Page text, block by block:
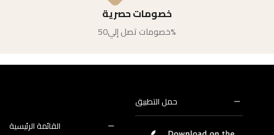
خصومات حصرية
خصومات تصل إلي50%
القائمة الرئيسية
حمل التطبيق